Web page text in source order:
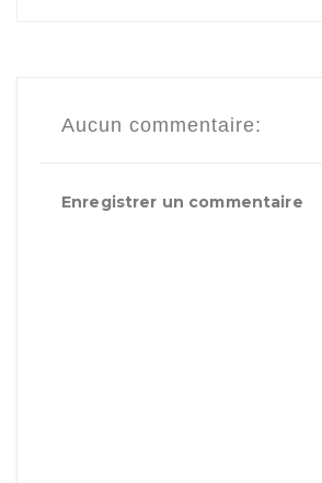
Aucun commentaire:
Enregistrer un commentaire